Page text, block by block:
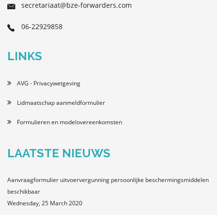
secretariaat@bze-forwarders.com
06-22929858
LINKS
AVG - Privacywetgeving
Lidmaatschap aanmeldformulier
Formulieren en modelovereenkomsten
LAATSTE NIEUWS
Aanvraagformulier uitvoervergunning persoonlijke beschermingsmiddelen
beschikbaar
Wednesday, 25 March 2020